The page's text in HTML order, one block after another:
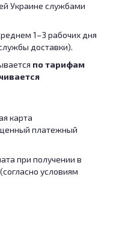
Украине службами
1–3 рабочих дня
доставки).
по тарифам
карта
платежный
при получении в
условиям